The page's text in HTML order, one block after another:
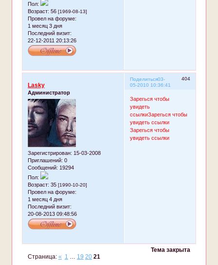
Пол:
Возраст: 56 [1969-08-13]
Провел на форуме:
1 месяц 3 дня
Последний визит:
22-12-2011 20:13:26
Поделиться 404
03-
05-2010 10:36:41
Lasky
Администратор
Зарегистрирован: 15-03-2008
Приглашений: 0
Сообщений: 19294
Пол:
Возраст: 35 [1990-10-20]
Провел на форуме:
1 месяц 4 дня
Последний визит:
20-08-2013 09:48:56
Зарегься чтобы
увидеть
ссылкиЗарегься чтобы
увидеть ссылки
Зарегься чтобы
увидеть ссылки
Тема закрыта
Страница: « 1 … 19 20 21